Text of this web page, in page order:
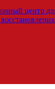
центр